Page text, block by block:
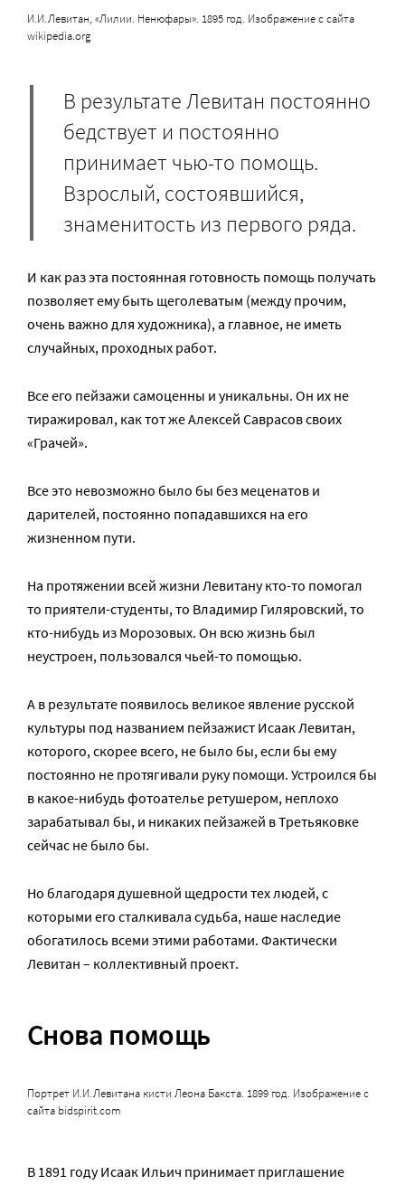
И.И.Левитан, «Лилии. Ненюфары». 1895 год. Изображение с сайта
wikipedia.org
В результате Левитан постоянно
бедствует и постоянно
принимает чью-то помощь.
Взрослый, состоявшийся,
знаменитость из первого ряда.
И как раз эта постоянная готовность помощь получать
позволяет ему быть щеголеватым (между прочим,
очень важно для художника), а главное, не иметь
случайных, проходных работ.
Все его пейзажи самоценны и уникальны. Он их не
тиражировал, как тот же Алексей Саврасов своих
«Грачей».
Все это невозможно было бы без меценатов и
дарителей, постоянно попадавшихся на его
жизненном пути.
На протяжении всей жизни Левитану кто-то помогал
то приятели-студенты, то Владимир Гиляровский, то
кто-нибудь из Морозовых. Он всю жизнь был
неустроен, пользовался чьей-то помощью.
А в результате появилось великое явление русской
культуры под названием пейзажист Исаак Левитан,
которого, скорее всего, не было бы, если бы ему
постоянно не протягивали руку помощи. Устроился бы
в какое-нибудь фотоателье ретушером, неплохо
зарабатывал бы, и никаких пейзажей в Третьяковке
сейчас не было бы.
Но благодаря душевной щедрости тех людей, с
которыми его сталкивала судьба, наше наследие
обогатилось всеми этими работами. Фактически
Левитан – коллективный проект.
Снова помощь
Портрет И.И.Левитана кисти Леона Бакста. 1899 год. Изображение с
сайта bidspirit.com
В 1891 году Исаак Ильич принимает приглашение